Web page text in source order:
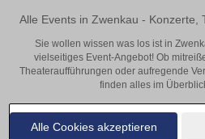
Alle Cookies akzeptieren
Alle Events in Zwenkau - Konzerte,
Sie wollen wissen was los ist in
vielseitiges Event-Angebot! Ob
Theateraufführungen oder aufregende
finden alles im